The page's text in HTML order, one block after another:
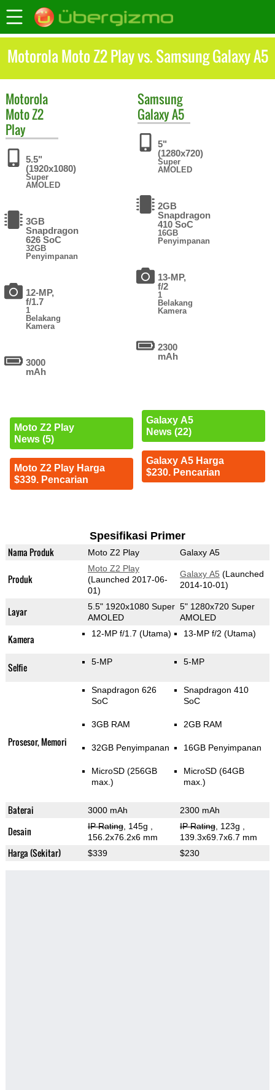
Motorola Moto Z2 Play vs. Samsung Galaxy A5
Motorola
Moto Z2
Play
5.5"
(1920x1080)
Super
AMOLED
3GB
Snapdragon
626 SoC
32GB
Penyimpanan
12-MP,
f/1.7
1
Belakang
Kamera
3000
mAh
Moto Z2 Play
News (5)
Moto Z2 Play Harga
$339. Pencarian
Samsung
Galaxy A5
5"
(1280x720)
Super
AMOLED
2GB
Snapdragon
410 SoC
16GB
Penyimpanan
13-MP,
f/2
1
Belakang
Kamera
2300
mAh
Galaxy A5
News (22)
Galaxy A5 Harga
$230. Pencarian
Spesifikasi Primer
Nama Produk Moto Z2 Play Galaxy A5
Produk
Moto Z2 Play
(Launched 2017-06-
01)
Galaxy A5 (Launched
2014-10-01)
Layar
5.5" 1920x1080 Super
AMOLED
5" 1280x720 Super
AMOLED
Kamera 12-MP f/1.7 (Utama) 13-MP f/2 (Utama)
Selfie 5-MP 5-MP
Prosesor, Memori
Snapdragon 626
SoC
3GB RAM
32GB Penyimpanan
MicroSD (256GB
max.)
Snapdragon 410
SoC
2GB RAM
16GB Penyimpanan
MicroSD (64GB
max.)
Baterai 3000 mAh 2300 mAh
Desain IP Rating, 145g
156.2x76.2x6 mm
IP Rating, 123g
139.3x69.7x6.7 mm
Harga (Sekitar) $339 $230